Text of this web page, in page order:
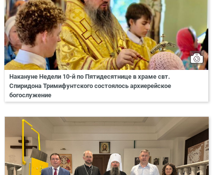
Накануне Недели 10-й по Пятидесятнице в храме свт.
Спиридона Тримифунтского состоялось архиерейское
богослужение